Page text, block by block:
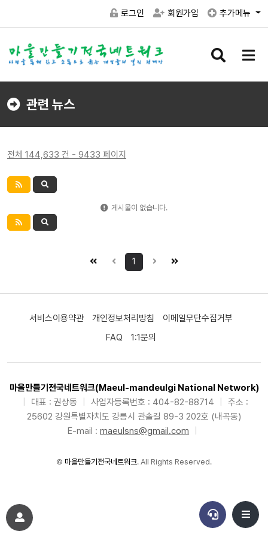
로그인 회원가입 추가메뉴
검
버
메
버
관련 뉴스
전체 144,633 건 - 9433 페이지
게시물이 없습니다.
1
서비스이용약관 개인정보처리방침
이메일무단수집거부
FAQ
1:1문의
마을만들기전국네트워크(Maeul-mandeulgi National Network)
대표 : 권상동 사업자등록번호 : 404-82-88714
주소 :
25602 강원특별자치도 강릉시 관솔길 89-3 202호 (내곡동)
E-mail : maeulsns@gmail.com
© 마을만들기전국네트워크. All Rights Reserved.